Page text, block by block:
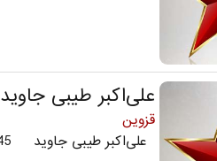
علی‌اکبر طیبی جاوید
قزوین
علی‌اکبر طیبی جاوید 45ساله ...